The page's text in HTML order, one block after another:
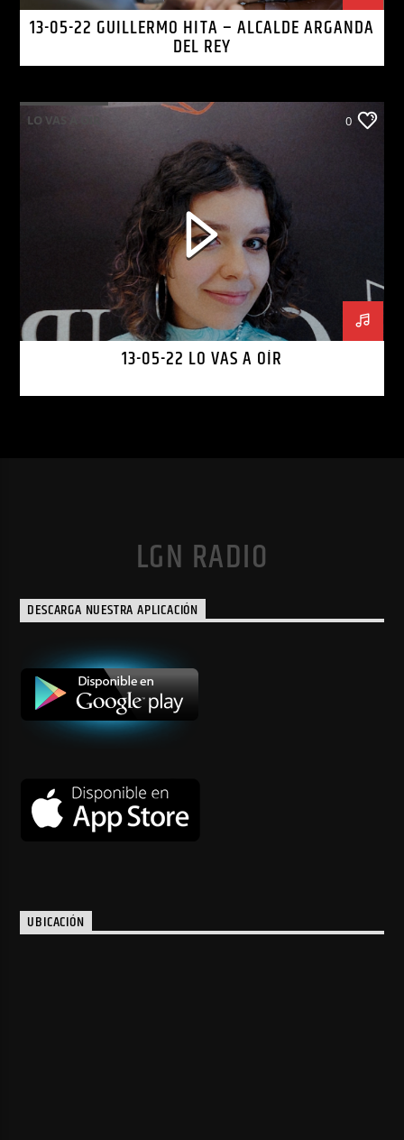
13-05-22 GUILLERMO HITA – ALCALDE ARGANDA
DEL REY
LO VAS A OIR 0
13-05-22 LO VAS A OÍR
LGN RADIO
DESCARGA NUESTRA APLICACIÓN
UBICACIÓN